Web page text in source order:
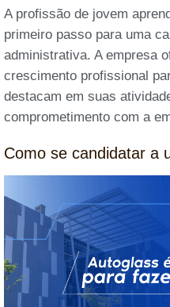
A profissão de jovem
primeiro passo para uma
administrativa. A empresa
crescimento profissional
destacam em suas
comprometimento com a
Como se candidatar a